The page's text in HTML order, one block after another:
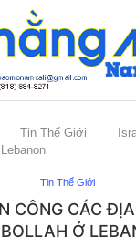
Tin Thế Giới
Tin Thế Giới
CÔNG CÁC
Ở